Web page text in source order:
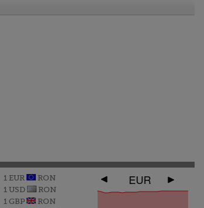
1 EUR
RON
1 USD
RON
1 GBP
RON
EUR